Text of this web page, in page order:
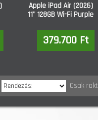
Apple iPad Air (2026)
11" 128GB Wi-Fi Purple
379.700 Ft
Csak